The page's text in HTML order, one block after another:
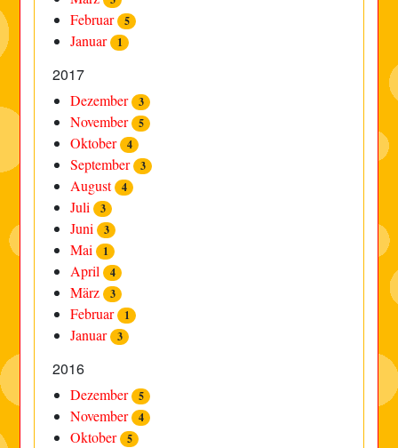
Februar 5
Januar 1
2017
Dezember 3
November 5
Oktober 4
September 3
August 4
Juli 3
Juni 3
Mai 1
April 4
März 3
Februar 1
Januar 3
2016
Dezember 5
November 4
Oktober 5